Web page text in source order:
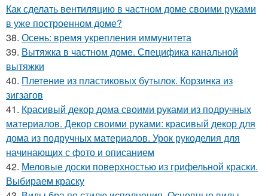
Как сделать вентиляцию в частном доме своими руками
в уже построенном доме?
38. Осень: время укрепления иммунитета
39. Вытяжка в частном доме. Специфика канальной
вытяжки
40. Плетение из пластиковых бутылок. Корзинка из
зигзагов
41. Красивый декор дома своими руками из подручных
материалов. Декор своими руками: красивый декор для
дома из подручных материалов. Урок рукоделия для
начинающих с фото и описанием
42. Меловые доски поверхностью из грифельной краски.
Выбираем краску